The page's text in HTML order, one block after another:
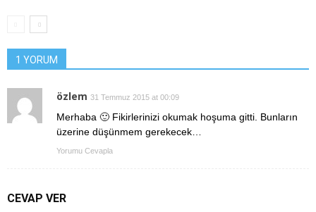
1 YORUM
özlem 31 Temmuz 2015 at 00:09
Merhaba 🙂 Fikirlerinizi okumak hoşuma gitti. Bunların
üzerine düşünmem gerekecek…
Yorumu Cevapla
CEVAP VER